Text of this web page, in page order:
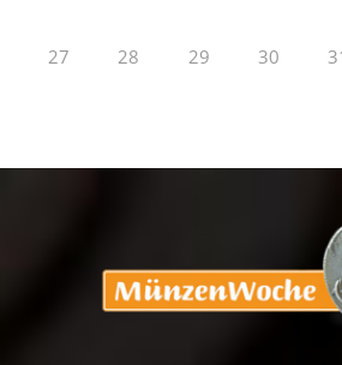
27 28 29 30